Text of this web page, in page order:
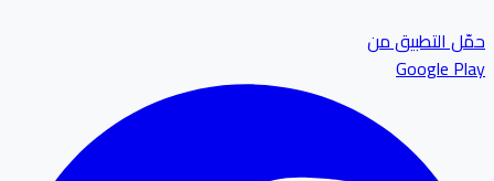
التطبيق من
Google